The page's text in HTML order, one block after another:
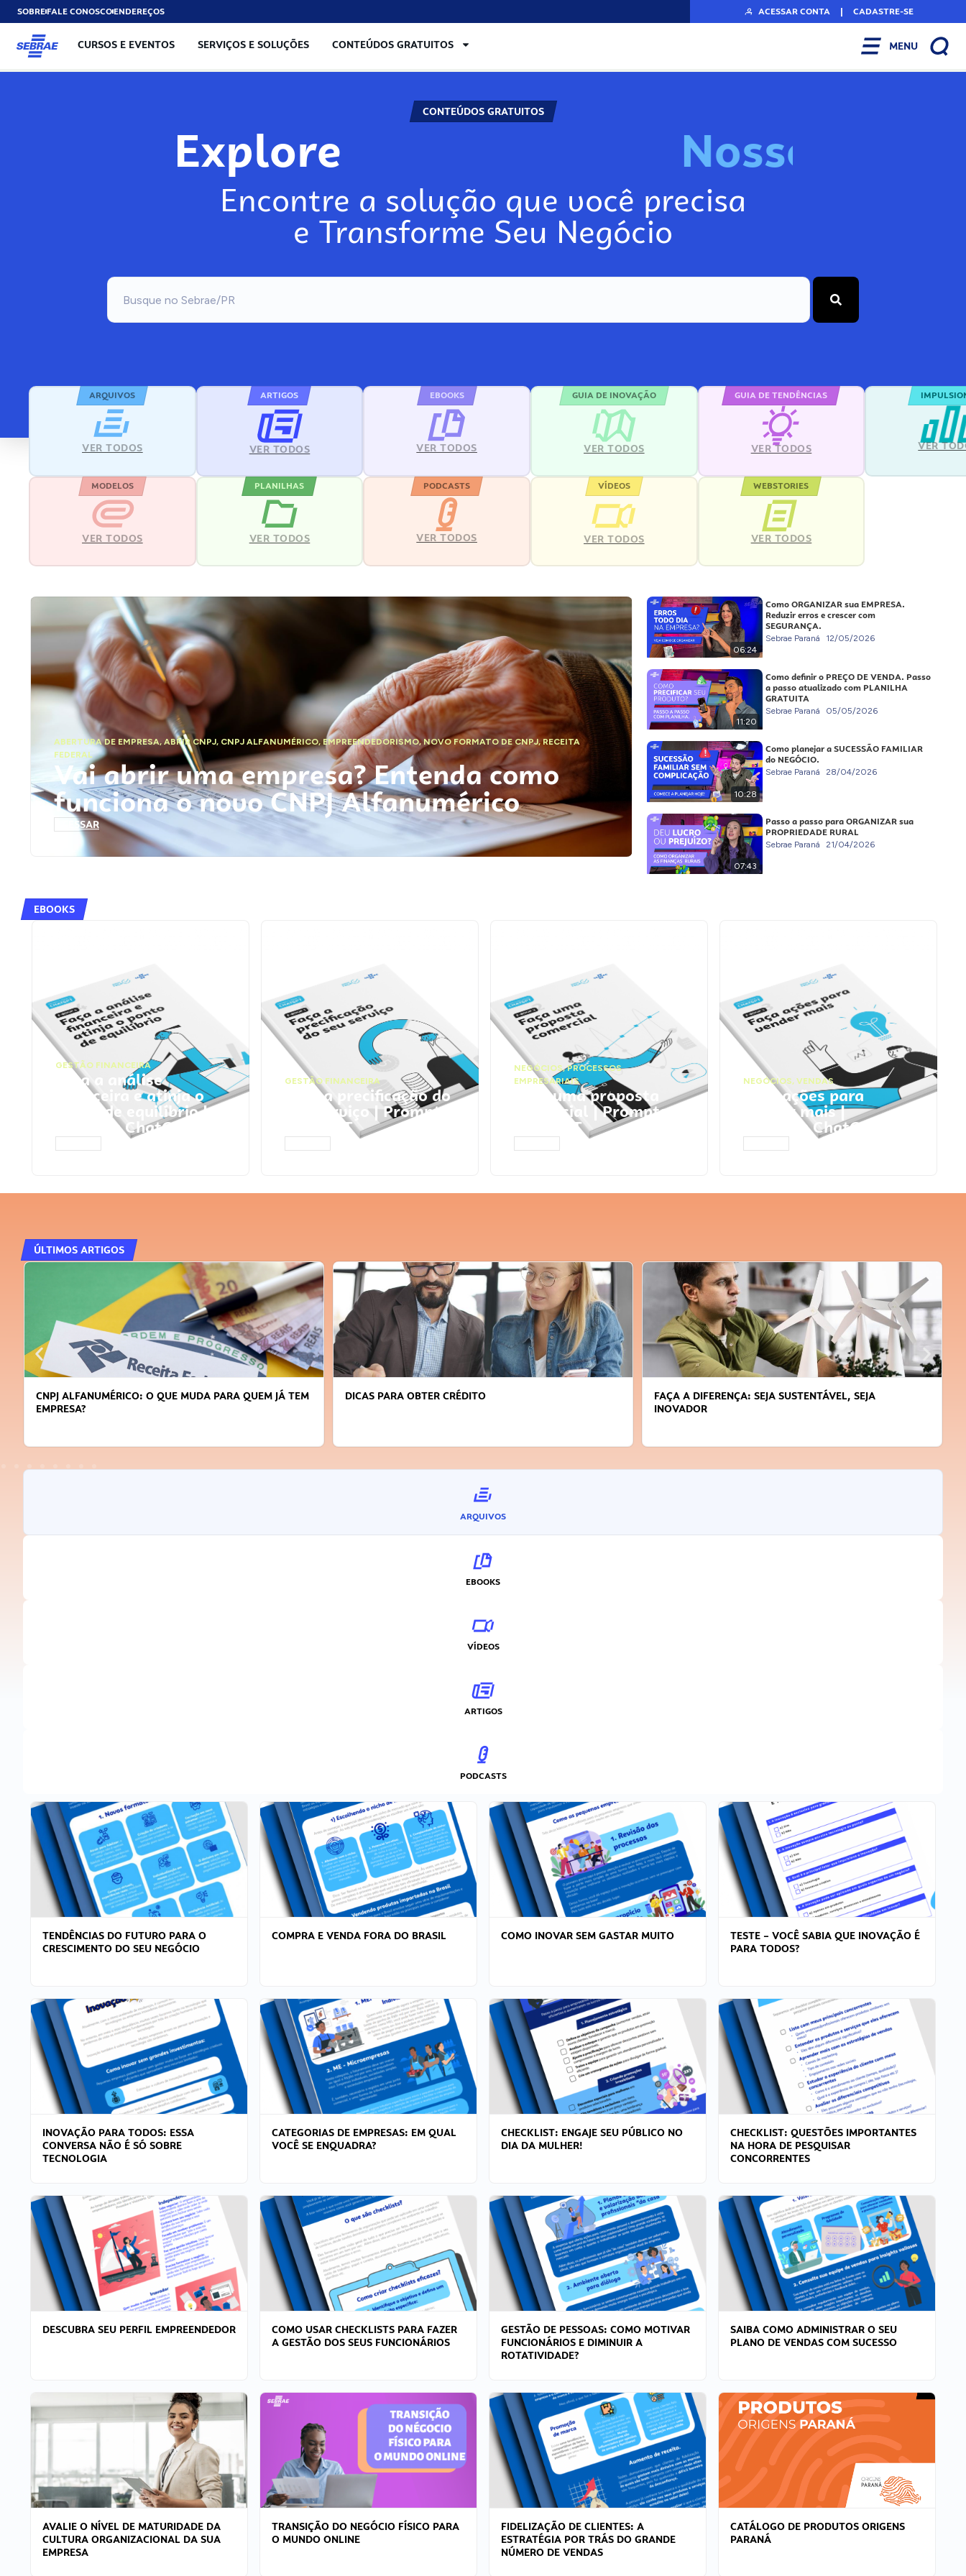
SOBREFALE CONOSCOENDEREÇOS ACESSAR CONTA | CADASTRE-SE
CURSOS E EVENTOS SERVIÇOS E SOLUÇÕES CONTEÚDOS GRATUITOS MENU
CONTEÚDOS GRATUITOS
Explore Nosso
Encontre a solução que você precisa
e Transforme Seu Negócio
ARQUIVOS
VER TODOS
ARTIGOS
VER TODOS
EBOOKS
VER TODOS
GUIA DE INOVAÇÃO
VER TODOS
GUIA DE TENDÊNCIAS
VER TODOS VER
MODELOS
VER TODOS
PLANILHAS
VER TODOS
PODCASTS
VER TODOS
VÍDEOS
VER TODOS
WEBSTORIES
VER TODOS
ABERTURA DE EMPRESA,ABRIR CNPJ, CNPJ ALFANUMÉRICO, EMPREENDEDORISMO,NOVO FORMATO DE CNPJ,RECEITA
FEDERAL
Vai abrir uma empresa? Entenda como
funciona o novo CNPJ Alfanumérico
ACESSAR
06:24
Como ORGANIZAR sua EMPRESA.
Reduzir erros e crescer com
SEGURANÇA.
Sebrae Paraná 12/05/2026
11:20
Como definir o PREÇO DE VENDA. Passo
a passo atualizado com PLANILHA
GRATUITA
Sebrae Paraná 05/05/2026
10:28
Como planejar a SUCESSÃO FAMILIAR
do NEGÓCIO.
Sebrae Paraná 28/04/2026
07:43
Passo a passo para ORGANIZAR sua
PROPRIEDADE RURAL
Sebrae Paraná 21/04/2026
EBOOKS
GESTÃO FINANCEIRA
Faça a análise
financeira e atinja o
ponto de equilíbrio |
Prompts ChatGPT
GESTÃO FINANCEIRA
Faça a precificação do
seu serviço | Prompts
ChatGPT
NEGÓCIOS,PROCESSOS
EMPRESARIAIS
Faça uma proposta
comercial | Prompts
ChatGPT
NEGÓCIOS, VENDAS
Faça ações para
vender mais |
Prompts ChatGPT
ÚLTIMOS ARTIGOS
CNPJ ALFANUMÉRICO: O QUE MUDA PARA QUEM JÁ TEM
EMPRESA?
DICAS PARA OBTER CRÉDITO
FAÇA A DIFERENÇA: SEJA SUSTENTÁVEL, SEJA
INOVADOR
ARQUIVOS
EBOOKS
VÍDEOS
ARTIGOS
PODCASTS
TENDÊNCIAS DO FUTURO PARA O
CRESCIMENTO DO SEU NEGÓCIO
COMPRA E VENDA FORA DO BRASIL COMO INOVAR SEM GASTAR MUITO
TESTE – VOCÊ SABIA QUE INOVAÇÃO É
PARA TODOS?
INOVAÇÃO PARA TODOS: ESSA
CONVERSA NÃO É SÓ SOBRE
TECNOLOGIA
CATEGORIAS DE EMPRESAS: EM QUAL
VOCÊ SE ENQUADRA?
CHECKLIST: ENGAJE SEU PÚBLICO NO
DIA DA MULHER!
CHECKLIST: QUESTÕES IMPORTANTES
NA HORA DE PESQUISAR
CONCORRENTES
DESCUBRA SEU PERFIL EMPREENDEDOR
COMO USAR CHECKLISTS PARA FAZER
A GESTÃO DOS SEUS FUNCIONÁRIOS
GESTÃO DE PESSOAS: COMO MOTIVAR
FUNCIONÁRIOS E DIMINUIR A
ROTATIVIDADE?
SAIBA COMO ADMINISTRAR O SEU
PLANO DE VENDAS COM SUCESSO
AVALIE O NÍVEL DE MATURIDADE DA
CULTURA ORGANIZACIONAL DA SUA
EMPRESA
TRANSIÇÃO DO NEGÓCIO FÍSICO PARA
O MUNDO ONLINE
FIDELIZAÇÃO DE CLIENTES: A
ESTRATÉGIA POR TRÁS DO GRANDE
NÚMERO DE VENDAS
CATÁLOGO DE PRODUTOS ORIGENS
PARANÁ